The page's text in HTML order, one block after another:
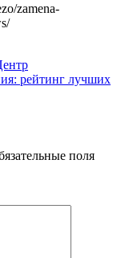
zamena-
рейтинг лучших
поля